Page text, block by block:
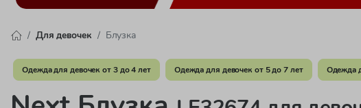
Для девочек Блузка
Одежда для девочек от 3 до 4 лет Одежда для девочек от 5 до 7 лет Одежда